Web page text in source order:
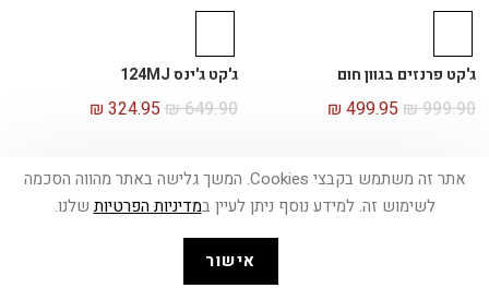
ג'קט פרנזים בגוון חום
₪999.90
₪ 499.95
ג'קט ג'ינס 124MJ
₪649.90
₪ 324.95
50%
אתר זה משתמש בקבצי Cookies. המשך גלישה באתר מהווה הסכמה
לשימוש זה. למידע נוסף ניתן לעיין במדיניות הפרטיות שלנו.
אישור